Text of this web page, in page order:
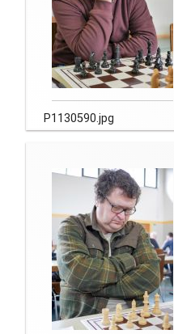
P1130590.jpg